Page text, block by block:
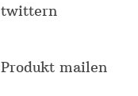
twittern
Produkt mailen